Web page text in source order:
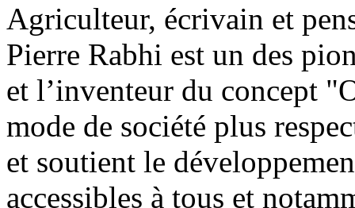
Agriculteur, écrivain et
Pierre Rabhi est un des
et l’inventeur du concept
mode de société plus
et soutient le
accessibles à tous et